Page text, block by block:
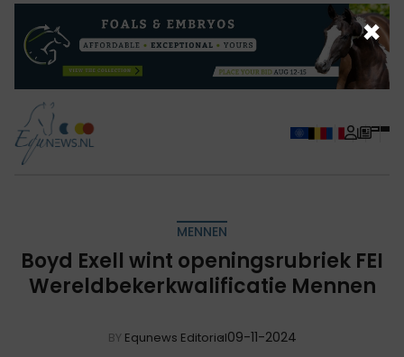
MENNEN
Boyd Exell wint openingsrubriek FEI
Wereldbekerkwalificatie Mennen
BY Equnews Editorial09-11-2024
×